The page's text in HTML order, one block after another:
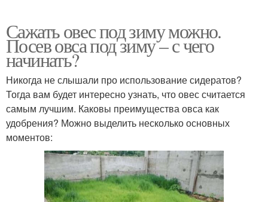
Сажать овес под зиму можно.
Посев овса под зиму – с чего
начинать?
Никогда не слышали про использование сидератов?
Тогда вам будет интересно узнать, что овес считается
самым лучшим. Каковы преимущества овса как
удобрения? Можно выделить несколько основных
моментов: